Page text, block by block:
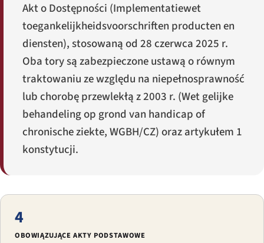
Akt o Dostępności (Implementatiewet
toegankelijkheidsvoorschriften producten en
diensten), stosowaną od 28 czerwca 2025 r.
Oba tory są zabezpieczone ustawą o równym
traktowaniu ze względu na niepełnosprawność
lub chorobę przewlekłą z 2003 r. (Wet gelijke
behandeling op grond van handicap of
chronische ziekte, WGBH/CZ) oraz artykułem 1
konstytucji.
4
OBOWIĄZUJĄCE AKTY PODSTAWOWE